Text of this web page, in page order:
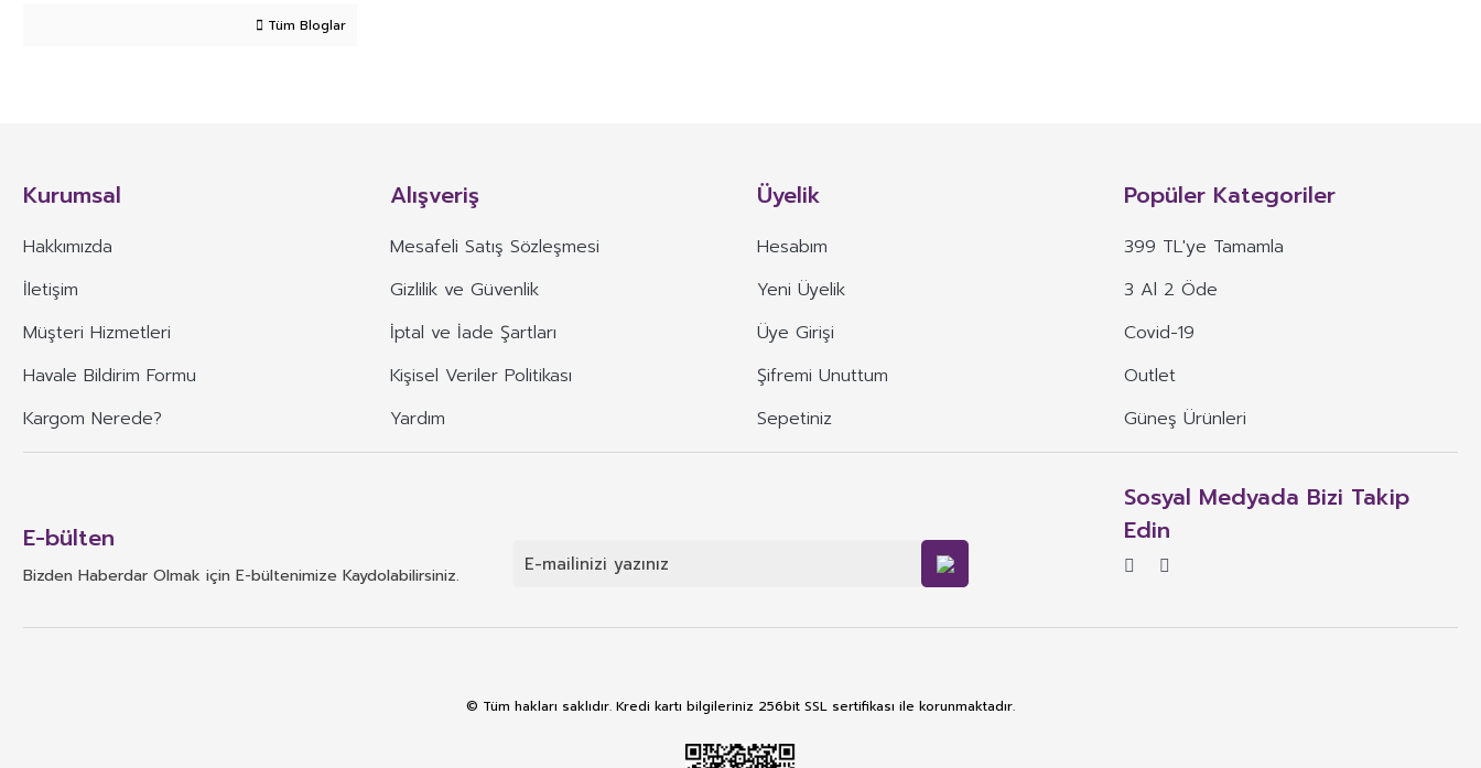
Tüm Bloglar
Kurumsal
Hakkımızda
İletişim
Müşteri Hizmetleri
Havale Bildirim Formu
Kargom Nerede?
Alışveriş
Mesafeli Satış Sözleşmesi
Gizlilik ve Güvenlik
İptal ve İade Şartları
Kişisel Veriler Politikası
Yardım
Üyelik
Hesabım
Yeni Üyelik
Üye Girişi
Şifremi Unuttum
Sepetiniz
Popüler Kategoriler
399 TL'ye Tamamla
3 Al 2 Öde
Covid-19
Outlet
Güneş Ürünleri
E-bülten
Bizden Haberdar Olmak için E-bültenimize Kaydolabilirsiniz.
Sosyal Medyada Bizi Takip
Edin
© Tüm hakları saklıdır. Kredi kartı bilgileriniz 256bit SSL sertifikası ile korunmaktadır.